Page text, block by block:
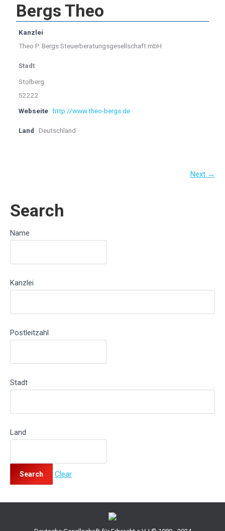
Bergs Theo
Kanzlei
Theo P. Bergs Steuerberatungsgesellschaft mbH
Stadt
Stolberg
52222
Webseite http://www.theo-bergs.de
Land Deutschland
Next →
Search
Name
Kanzlei
Postleitzahl
Stadt
Land
Clear